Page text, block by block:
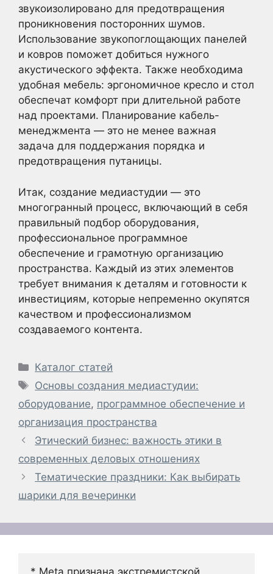
звукоизолировано для предотвращения
проникновения посторонних шумов.
Использование звукопоглощающих панелей
и ковров поможет добиться нужного
акустического эффекта. Также необходима
удобная мебель: эргономичное кресло и стол
обеспечат комфорт при длительной работе
над проектами. Планирование кабель-
менеджмента — это не менее важная
задача для поддержания порядка и
предотвращения путаницы.
Итак, создание медиастудии — это
многогранный процесс, включающий в себя
правильный подбор оборудования,
профессиональное программное
обеспечение и грамотную организацию
пространства. Каждый из этих элементов
требует внимания к деталям и готовности к
инвестициям, которые непременно окупятся
качеством и профессионализмом
создаваемого контента.
Рубрики
Каталог статей
Метки
Основы создания медиастудии:
оборудование, программное обеспечение и
организация пространства
Этический бизнес: важность этики в
современных деловых отношениях
Тематические праздники: Как выбирать
шарики для вечеринки
* Meta признана экстремистской